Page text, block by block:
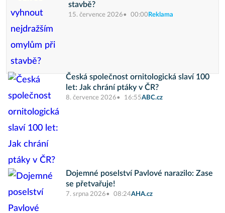
stavbě?
15. července 2026 00:00 Reklama
Česká společnost ornitologická slaví 100
let: Jak chrání ptáky v ČR?
8. července 2026 16:55ABC.cz
Dojemné poselství Pavlové narazilo: Zase
se přetvařuje!
7. srpna 2026 08:24AHA.cz